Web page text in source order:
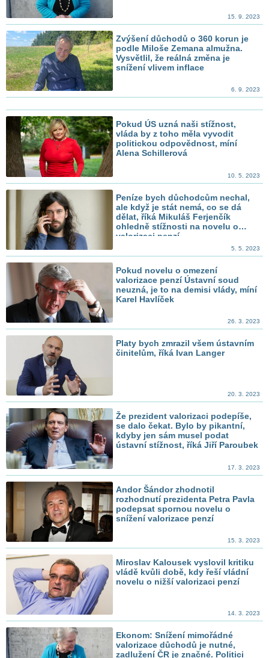
15. 9. 2023
Zvýšení důchodů o 360 korun je
podle Miloše Zemana almužna.
Vysvětlil, že reálná změna je
snížení vlivem inflace
6. 9. 2023
Pokud ÚS uzná naši stížnost,
vláda by z toho měla vyvodit
politickou odpovědnost, míní
Alena Schillerová
10. 5. 2023
Peníze bych důchodcům nechal,
ale když je stát nemá, co se dá
dělat, říká Mikuláš Ferjenčík
ohledně stížnosti na novelu o
valorizaci penzí
5. 5. 2023
Pokud novelu o omezení
valorizace penzí Ústavní soud
neuzná, je to na demisi vlády, míní
Karel Havlíček
26. 3. 2023
Platy bych zmrazil všem ústavním
činitelům, říká Ivan Langer
20. 3. 2023
Že prezident valorizaci podepíše,
se dalo čekat. Bylo by pikantní,
kdyby jen sám musel podat
ústavní stížnost, říká Jiří Paroubek
17. 3. 2023
Andor Šándor zhodnotil
rozhodnutí prezidenta Petra Pavla
podepsat spornou novelu o
snížení valorizace penzí
15. 3. 2023
Miroslav Kalousek vyslovil kritiku
vládě kvůli době, kdy řeší vládní
novelu o nižší valorizaci penzí
14. 3. 2023
Ekonom: Snížení mimořádné
valorizace důchodů je nutné,
zadlužení ČR je značné. Politici